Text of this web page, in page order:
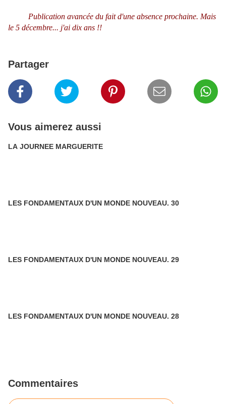
Publication avancée du fait d'une absence prochaine. Mais
le 5 décembre... j'ai dix ans !!
Partager
Vous aimerez aussi
LA JOURNEE MARGUERITE
LES FONDAMENTAUX D'UN MONDE NOUVEAU. 30
LES FONDAMENTAUX D'UN MONDE NOUVEAU. 29
LES FONDAMENTAUX D'UN MONDE NOUVEAU. 28
Commentaires